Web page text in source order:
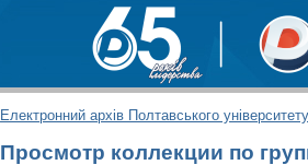
Електронний архів Полтавського університету
Просмотр коллекции по